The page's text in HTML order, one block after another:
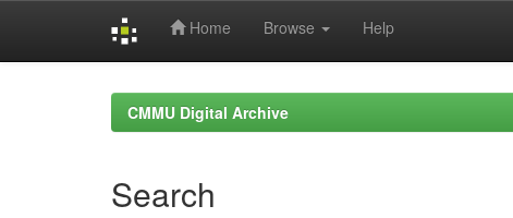
Home Browse Help
CMMU Digital Archive
Search